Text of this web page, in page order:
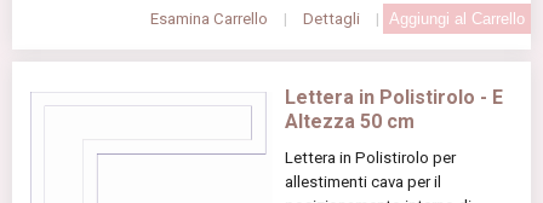
Esamina Carrello | Dettagli |
Lettera in Polistirolo - E
Altezza 50 cm
Lettera in Polistirolo per
allestimenti cava per il